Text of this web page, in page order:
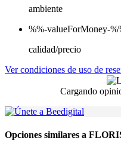
ambiente
%%-valueForMoney-
calidad/precio
Ver condiciones de uso de
Cargando
Opciones similares a